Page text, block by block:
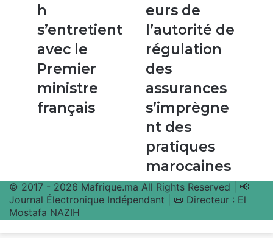
s’entretient
avec
le
ministre
français
h
s’entretient
avec le
Premier
ministre
français
de
l’autorité
de
régulation
des
assurances
des
pratiques
marocaines
eurs de
l’autorité de
régulation
des
assurances
s’imprègne
nt des
pratiques
marocaines
© 2017 - 2026 Mafrique.ma All Rights Reserved | 📢
Journal Électronique Indépendant | 📜 Directeur : El
Mostafa NAZIH